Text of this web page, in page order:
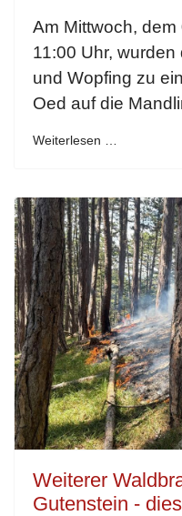
Am Mittwoch,
11:00 Uhr,
und Wopfing zu
Oed auf die
Weiterlesen …
Weiterer
Gutenstein -